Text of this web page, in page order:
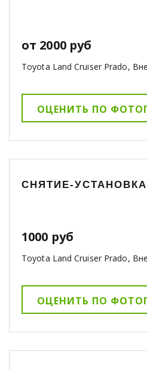
от 2000 руб
Toyota Land Cruiser Prado,
ОЦЕНИТЬ ПО
СНЯТИЕ-
1000 руб
Toyota Land Cruiser Prado,
ОЦЕНИТЬ ПО